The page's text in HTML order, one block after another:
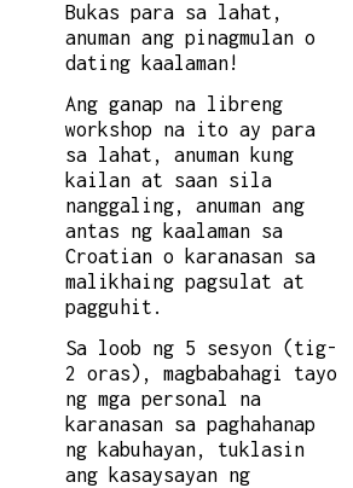
Bukas para sa lahat,
anuman ang pinagmulan o
dating kaalaman!
Ang ganap na libreng
workshop na ito ay para
sa lahat, anuman kung
kailan at saan sila
nanggaling, anuman ang
antas ng kaalaman sa
Croatian o karanasan sa
malikhaing pagsulat at
pagguhit.
Sa loob ng 5 sesyon (tig-
2 oras), magbabahagi tayo
ng mga personal na
karanasan sa paghahanap
ng kabuhayan, tuklasin
ang kasaysayan ng